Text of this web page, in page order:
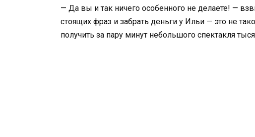
— Да вы и так ничего особенного не делаете! —
стоящих фраз и забрать деньги у Ильи — это не
получить за пару минут небольшого спектакля